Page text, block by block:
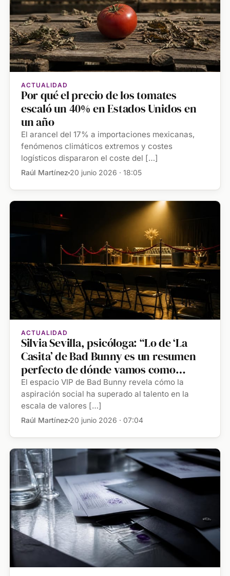
ACTUALIDAD
Por qué el precio de los tomates
escaló un 40% en Estados Unidos en
un año
El arancel del 17% a importaciones mexicanas,
fenómenos climáticos extremos y costes
logísticos dispararon el coste del […]
Raúl Martínez 20 junio 2026 · 18:05
ACTUALIDAD
Silvia Sevilla, psicóloga: “Lo de ‘La
Casita’ de Bad Bunny es un resumen
perfecto de dónde vamos como
sociedad”
El espacio VIP de Bad Bunny revela cómo la
aspiración social ha superado al talento en la
escala de valores […]
Raúl Martínez 20 junio 2026 · 07:04